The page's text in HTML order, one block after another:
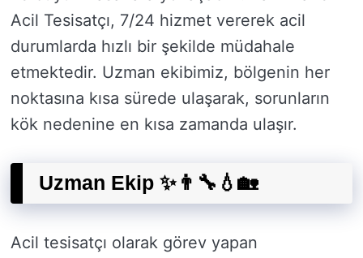
Acil Tesisatçı, 7/24 hizmet vererek acil
durumlarda hızlı bir şekilde müdahale
etmektedir. Uzman ekibimiz, bölgenin her
noktasına kısa sürede ulaşarak, sorunların
kök nedenine en kısa zamanda ulaşır.
Uzman Ekip ✨👨‍🔧💧🏡
Acil tesisatçı olarak görev yapan